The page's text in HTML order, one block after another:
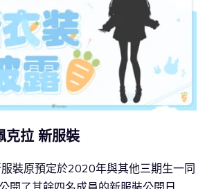
克拉 新服裝
裝原預定於2020年與其他三期生一同